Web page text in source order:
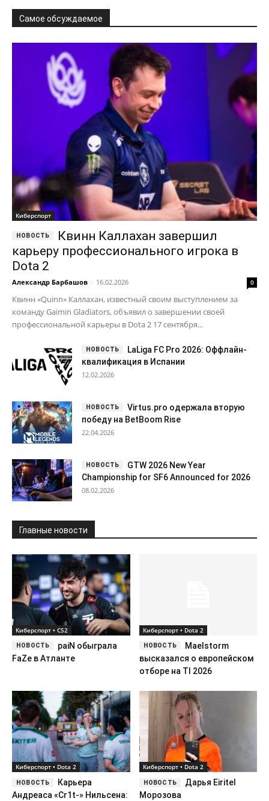
Самое обсуждаемое
Киберспорт
Квинн Каллахан завершил
карьеру профессионального игрока в
Dota 2
Александр Барбашов - 16.02.2026 0
Квинн «Quinn» Каллахан, известный своим выступлением за
команду Gaimin Gladiators, объявил о завершении своей
профессиональной карьеры в Dota 2 17 сентября...
LaLiga FC Pro 2026: Оффлайн-
квалификация в Испании
12.02.2026
Virtus.pro одержала вторую
победу на BetBoom Rise
22.04.2026
GTW 2026 New Year
Championship for SF6 Announced for 2026
08.02.2026
Главные новости
Киберспорт • CS2
paiN обыграла
FaZe в Атланте
Киберспорт • Dota 2
Maelstorm
высказался о европейском
отборе на TI 2026
Киберспорт • Dota 2
Карьера
Андреаса «Cr1t-» Нильсена:
Киберспорт • Dota 2
Дарья Eiritel
Морозова